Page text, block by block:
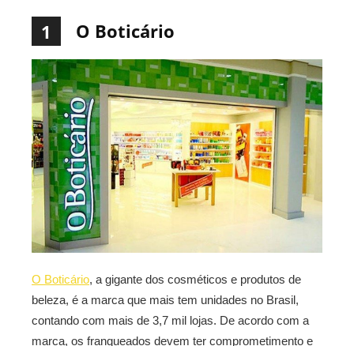
1 O Boticário
O Boticário, a gigante dos cosméticos e produtos de
beleza, é a marca que mais tem unidades no Brasil,
contando com mais de 3,7 mil lojas. De acordo com a
marca, os franqueados devem ter comprometimento e